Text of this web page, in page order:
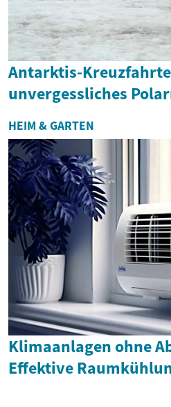
Antarktis-
unvergessliches
HEIM & GARTEN
Klimaanlagen ohne
Effektive